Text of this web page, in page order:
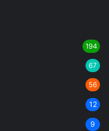
194
67
56
12
9